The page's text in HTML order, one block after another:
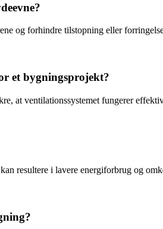
og forhindre tilstopning eller
et bygningsprojekt?
at ventilationssystemet fungerer
resultere i lavere energiforbrug og